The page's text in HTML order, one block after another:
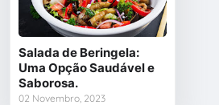
Salada de Beringela:
Uma Opção Saudável e
Saborosa.
02 Novembro, 2023